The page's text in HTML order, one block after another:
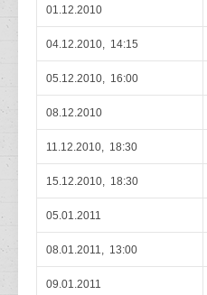
01.12.2010
04.12.2010, 14:15
05.12.2010, 16:00
08.12.2010
11.12.2010, 18:30
15.12.2010, 18:30
05.01.2011
08.01.2011, 13:00
09.01.2011